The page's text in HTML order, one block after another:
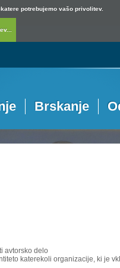
potrebujemo vašo privolitev.
Brskanje
avtorsko delo
katerekoli organizacije, ki je